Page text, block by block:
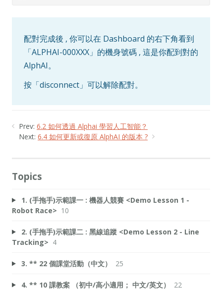
配對完成後 , 你可以在 Dashboard 的右下角看到
「ALPHAI-000XXX」的機身號碼 , 這是你配到對的
AlphAI。
按「disconnect」可以解除配對。
Prev: 6.2 如何透過 Alphai 學習人工智能？
Next: 6.4 如何更新或復原 AlphAI 的版本 ?
Topics
1. (手拖手)示範課一 : 機器人競賽 <Demo Lesson 1 -
Robot Race> 10
2. (手拖手)示範課二 : 黑線追蹤 <Demo Lesson 2 - Line
Tracking> 4
3. ** 22 個課堂活動（中文） 25
4. ** 10 課教案 （初中/高小適用； 中文/英文） 22